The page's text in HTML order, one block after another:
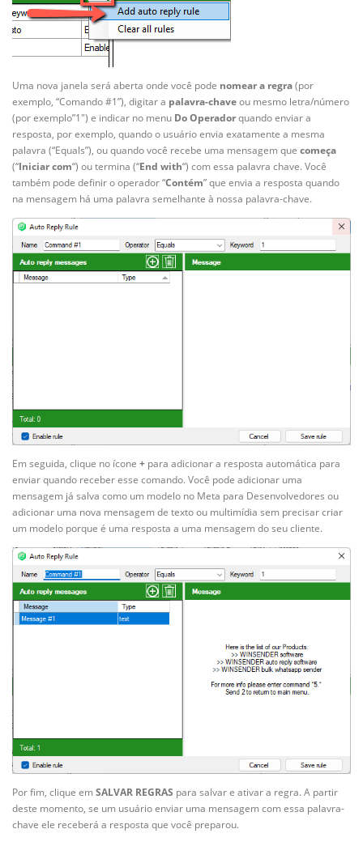
Uma nova janela será aberta onde você pode nomear a regra(por
exemplo, “Comando #1”), digitar a palavra-chaveou mesmo letra/número
(por exemplo”1″) e indicar no menu Do Operadorquando enviar a
resposta, por exemplo, quando o usuário envia exatamente a mesma
palavra (“Equals”), ou quando você recebe uma mensagem que começa
(“Iniciar com“) ou termina (“End with“) com essa palavra chave. Você
também pode definir o operador “Contém” que envia a resposta quando
na mensagem há uma palavra semelhante à nossa palavra-chave.
Em seguida, clique no ícone + para adicionar a resposta automática para
enviar quando receber esse comando. Você pode adicionar uma
mensagem já salva como um modelo no Meta para Desenvolvedores ou
adicionar uma nova mensagem de texto ou multimídia sem precisar criar
um modelo porque é uma resposta a uma mensagem do seu cliente.
Por fim, clique emSALVAR REGRAS para salvar e ativar a regra. A partir
deste momento, se um usuário enviar uma mensagem com essa palavra-
chave ele receberá a resposta que você preparou.